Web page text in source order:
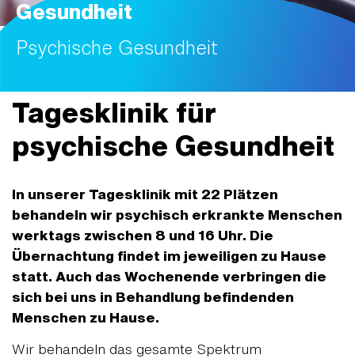
Gesundheit
Psychische Gesundheit
Tagesklinik für
psychische Gesundheit
In unserer Tagesklinik mit 22 Plätzen
behandeln wir psychisch erkrankte Menschen
werktags zwischen 8 und 16 Uhr. Die
Übernachtung findet im jeweiligen zu Hause
statt. Auch das Wochenende verbringen die
sich bei uns in Behandlung befindenden
Menschen zu Hause.
Wir behandeln das gesamte Spektrum